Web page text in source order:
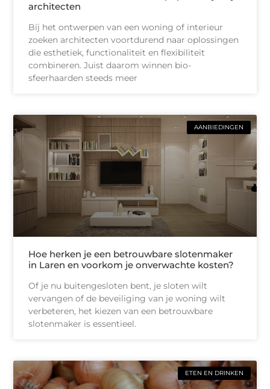
architecten
Bij het ontwerpen van een woning of interieur
zoeken architecten voortdurend naar oplossingen
die esthetiek, functionaliteit en flexibiliteit
combineren. Juist daarom winnen bio-
sfeerhaarden steeds meer
AANBIEDINGEN
Hoe herken je een betrouwbare slotenmaker
in Laren en voorkom je onverwachte kosten?
Of je nu buitengesloten bent, je sloten wilt
vervangen of de beveiliging van je woning wilt
verbeteren, het kiezen van een betrouwbare
slotenmaker is essentieel.
ETEN EN DRINKEN